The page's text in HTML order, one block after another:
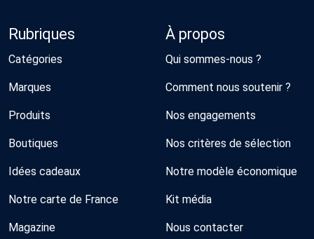
Rubriques
Catégories
Marques
Produits
Boutiques
Idées cadeaux
Notre carte de France
Magazine
À propos
Qui sommes-nous ?
Comment nous soutenir ?
Nos engagements
Nos critères de sélection
Notre modèle économique
Kit média
Nous contacter